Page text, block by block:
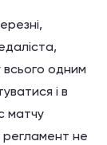
всього одним
і в
матчу
не